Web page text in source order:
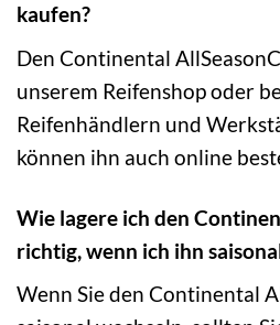
kaufen?
Den Continental
unserem Reifenshop oder
Reifenhändlern und
können ihn auch online
Wie lagere ich den
richtig, wenn ich ihn
Wenn Sie den Continental